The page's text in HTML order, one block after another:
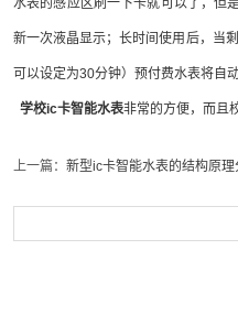
水表的感应区刷一下卡就可以了，但
新一次液晶显示；长时间使用后，当
可以设定为30分钟）预付费水表将自
学校ic卡智能水表非常的方便，而且
上一篇： 新型ic卡智能水表的结构原理